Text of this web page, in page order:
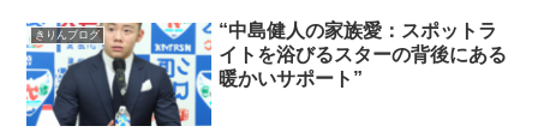
きりんブログ
“中島健人の家族愛：スポットラ
イトを浴びるスターの背後にある
暖かいサポート”